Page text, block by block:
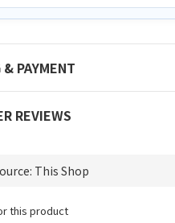
PAYMENT
REVIEWS
this product